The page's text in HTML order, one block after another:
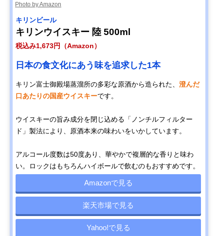
Photo by Amazon
キリンビール
キリンウイスキー 陸 500ml
税込み1,673円（Amazon）
日本の食文化にあう味を追求した1本
キリン富士御殿場蒸溜所の多彩な原酒から造られた、 澄んだ
口あたりの国産ウイスキーです。
ウイスキーの旨み成分を閉じ込める「ノンチルフィルター
ド」製法により、原酒本来の味わいをいかしています。
アルコール度数は50度あり、華やかで複層的な香りと味わ
い。ロックはもちろんハイボールで飲むのもおすすめです。
Amazonで見る
楽天市場で見る
Yahoo!で見る